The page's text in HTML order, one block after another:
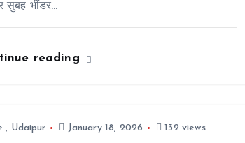
सुबह भींडर…
reading
, Udaipur January 18, 2026 132 views